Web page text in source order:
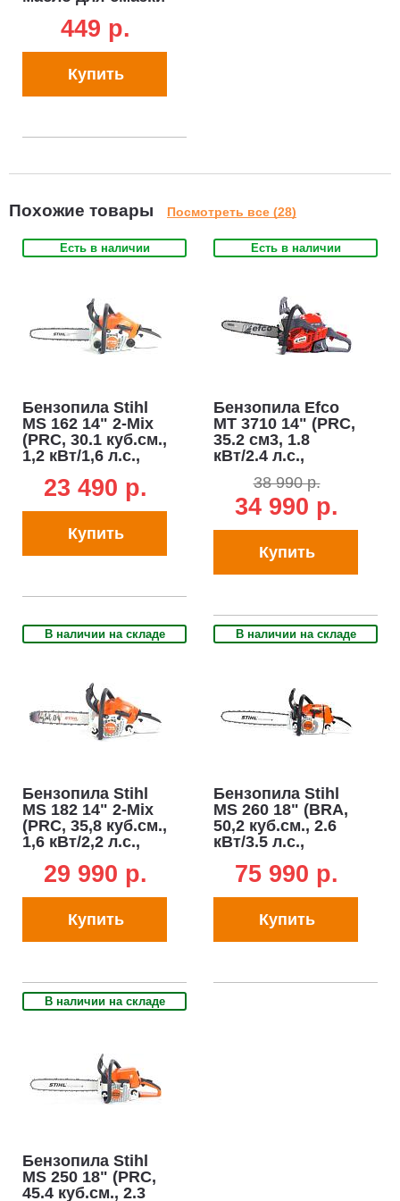
449 p.
Купить
Похожие товары Посмотреть все (28)
Есть в наличии
Бензопила Stihl
MS 162 14" 2-Mix
(PRC, 30.1 куб.см.,
1,2 кВт/1,6 л.с.,
4.5 кг)
23 490 p.
Купить
Есть в наличии
Бензопила Efco
MT 3710 14" (PRC,
35.2 см3, 1.8
кВт/2.4 л.с.,
53E, EasyOn, 4.3
38 990 р.
34 990 р.
Купить
В наличии на складе
Бензопила Stihl
MS 182 14" 2-Mix
(PRC, 35,8 куб.см.,
1,6 кВт/2,2 л.с.,
4,6 кг.)
29 990 p.
Купить
В наличии на складе
Бензопила Stihl
MS 260 18" (BRA,
50,2 куб.см., 2.6
кВт/3.5 л.с.,
1.6 мм, 73E, 4.8 кг)
75 990 p.
Купить
В наличии на складе
Бензопила Stihl
MS 250 18" (PRC,
45.4 куб.см., 2.3